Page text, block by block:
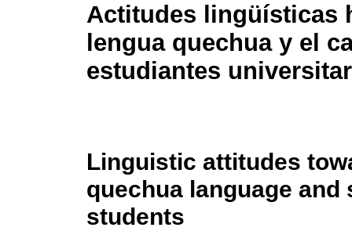
Actitudes lingüísticas
lengua quechua y el
estudiantes
Linguistic attitudes
quechua language
students